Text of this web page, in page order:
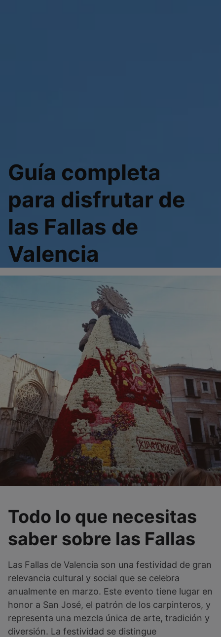
Guía completa
para disfrutar de
las Fallas de
Valencia
Todo lo que necesitas
saber sobre las Fallas
Las Fallas de Valencia son una festividad de gran
relevancia cultural y social que se celebra
anualmente en marzo. Este evento tiene lugar en
honor a San José, el patrón de los carpinteros, y
representa una mezcla única de arte, tradición y
diversión. La festividad se distingue